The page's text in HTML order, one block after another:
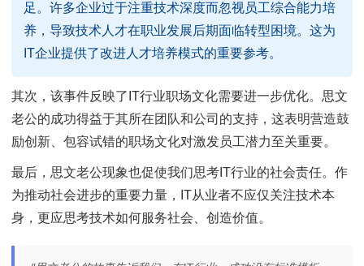
足。许多企业过于注重技术深度而忽视员工综合能力培
养，导致技术人才在职业发展后期面临转型困境。这为
IT企业提供了改进人才培养模式的重要参考。
其次，该事件反映了IT行业职场文化需要进一步优化。思文
老公的成功得益于其所在团队和公司的支持，这表明营造鼓
励创新、包容试错的职场文化对激发员工潜力至关重要。
最后，思文老公现象也促使我们思考IT行业的社会责任。作
为推动社会进步的重要力量，IT从业者不应仅关注技术本
身，更应思考技术如何服务社会、创造价值。